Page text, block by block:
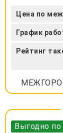
Цена по
График
Рейтинг
Выгодно